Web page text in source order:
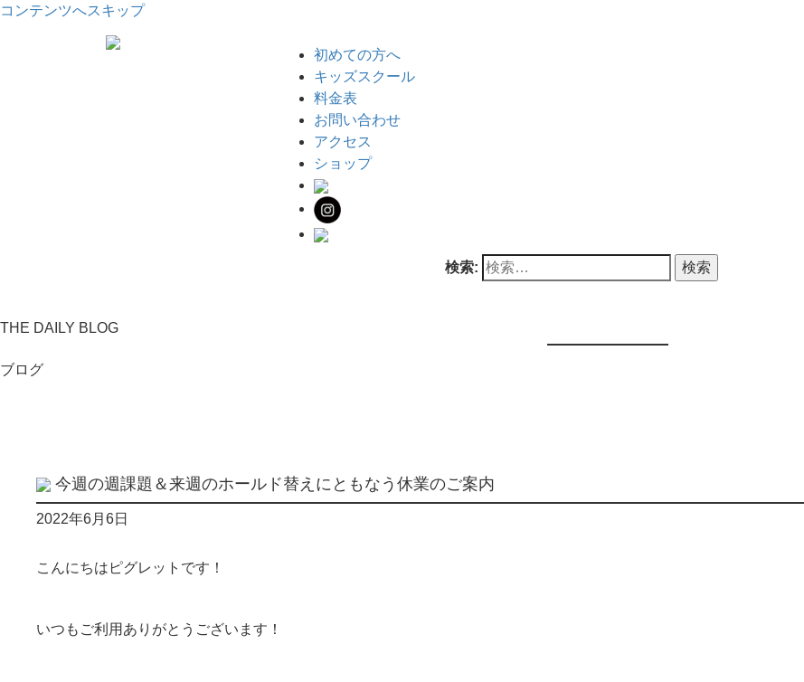
コンテンツへスキップ
初めての方へ
キッズスクール
料金表
お問い合わせ
アクセス
ショップ
検索:
THE DAILY BLOG
ブログ
今週の週課題＆来週のホールド替えにともなう休業のご案内
2022年6月6日
こんにちはピグレットです！
いつもご利用ありがとうございます！